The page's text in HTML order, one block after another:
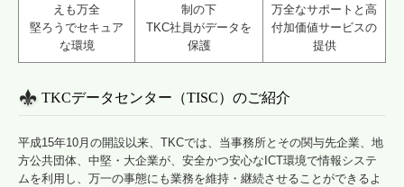
えも万全
堅ろうでセキュア
な環境
制の下
TKC社員がデータを
保護
万全なサポートと高
付加価値サービスの
提供
TKCデータセンター（TISC）のご紹介
平成15年10月の開設以来、TKCでは、当事務所とその関与先企業、地
方公共団体、中堅・大企業が、安全かつ安心なICT環境で情報システ
ムを利用し、万一の事態にも業務を維持・継続させることができるよ